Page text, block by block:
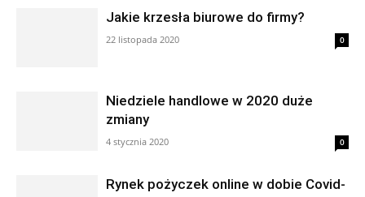
Jakie krzesła biurowe do firmy?
22 listopada 2020 0
Niedziele handlowe w 2020 duże
zmiany
4 stycznia 2020 0
Rynek pożyczek online w dobie Covid-